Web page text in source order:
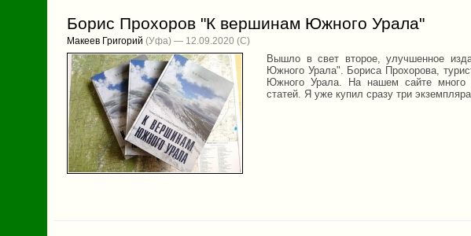
Борис Прохоров "К вершинам Южного Урала"
Макеев Григорий (Уфа) — 12.09.2020
Вышло в свет второе, улучшенное
Южного Урала". Бориса Прохорова,
Южного Урала. На нашем сайте много
статей. Я уже купил сразу три